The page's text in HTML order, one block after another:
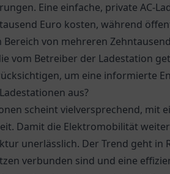
Eine einfache, private AC-
Euro kosten, während
von mehreren
vom Betreiber der Ladestation
um eine informierte
aus?
scheint vielversprechend, mit
Damit die Elektromobilität
unerlässlich. Der Trend geht in
verbunden sind und eine